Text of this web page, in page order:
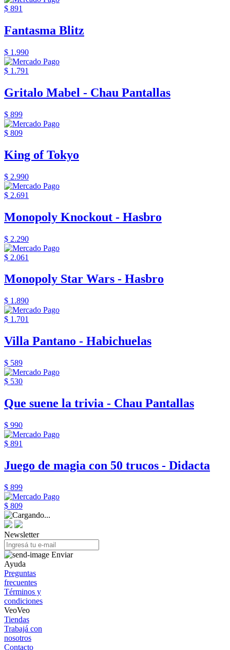
$ 891
Fantasma Blitz
$ 1.990
$ 1.791
Gritalo Mabel - Chau Pantallas
$ 899
$ 809
King of Tokyo
$ 2.990
$ 2.691
Monopoly Knockout - Hasbro
$ 2.290
$ 2.061
Monopoly Star Wars - Hasbro
$ 1.890
$ 1.701
Villa Pantano - Habichuelas
$ 589
$ 530
Que suene la trivia - Chau Pantallas
$ 990
$ 891
Juego de magia con 50 trucos - Didacta
$ 899
$ 809
Newsletter
Enviar
Ayuda
Preguntas
frecuentes
Términos y
condiciones
VeoVeo
Tiendas
Trabajá con
nosotros
Contacto